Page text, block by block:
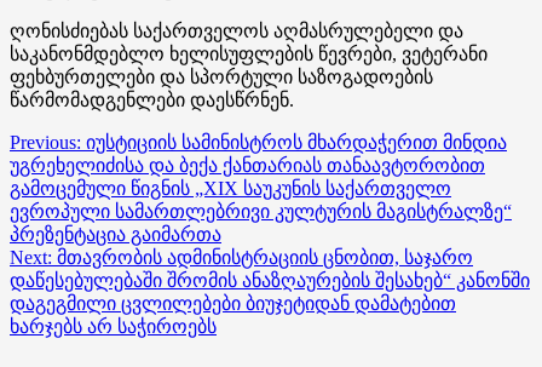
ღონისძიებას საქართველოს აღმასრულებელი და
საკანონმდებლო ხელისუფლების წევრები, ვეტერანი
ფეხბურთელები და სპორტული საზოგადოების
წარმომადგენლები დაესწრნენ.
Post
navigation
Previous: იუსტიციის სამინისტროს მხარდაჭერით მინდია
უგრეხელიძისა და ბექა ქანთარიას თანაავტორობით
გამოცემული წიგნის „XIX საუკუნის საქართველო
ევროპული სამართლებრივი კულტურის მაგისტრალზე“
პრეზენტაცია გაიმართა
Next: მთავრობის ადმინისტრაციის ცნობით, საჯარო
დაწესებულებაში შრომის ანაზღაურების შესახებ“ კანონში
დაგეგმილი ცვლილებები ბიუჯეტიდან დამატებით
ხარჯებს არ საჭიროებს